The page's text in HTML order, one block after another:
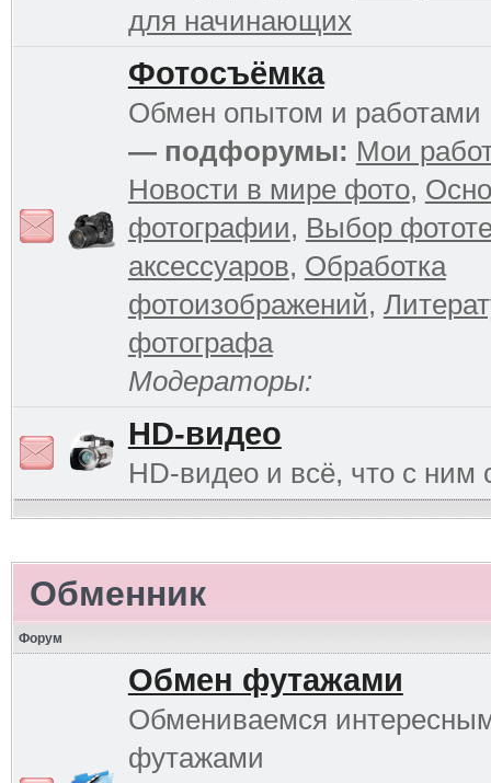
для начинающих
Фотосъёмка
Обмен опытом и работами
— подфорумы: Мои
Новости в мире фото,
фотографии, Выбор
аксессуаров, Обработка
фотоизображений,
фотографа
Модераторы:
HD-видео
HD-видео и всё, что с ним
Обменник
Форум
Обмен футажами
Обмениваемся
футажами